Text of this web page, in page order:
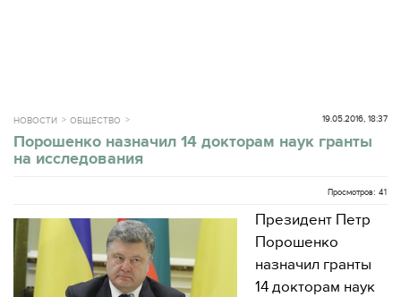
НОВОСТИ ОБЩЕСТВО 19.05.2016, 18:37
Порошенко назначил 14 докторам наук гранты
на исследования
Просмотров: 41
Президент Петр
Порошенко
назначил гранты
14 докторам наук